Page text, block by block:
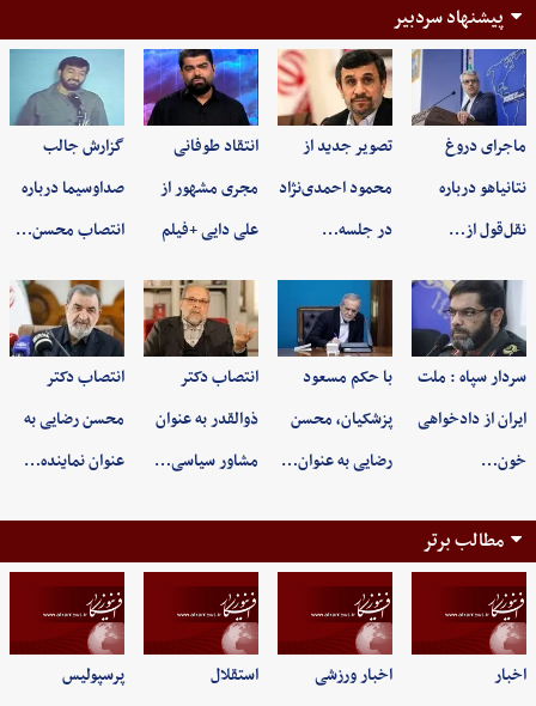
پیشنهاد سردبیر
ماجرای دروغ
نتانیاهو درباره
نقل‌قول از…
تصویر جدید از
محمود احمدی‌نژاد
در جلسه…
انتقاد طوفانی
مجری مشهور از
علی دایی +فیلم
گزارش جالب
صداوسیما درباره
انتصاب محسن…
سردار سپاه : ملت
ایران از دادخواهی
خون…
با حکم مسعود
پزشکیان، محسن
رضایی به عنوان…
انتصاب دکتر
ذوالقدر به عنوان
مشاور سیاسی…
انتصاب دکتر
محسن رضایی به
عنوان نماینده…
مطالب برتر
اخبار اخبار ورزشی استقلال پرسپولیس